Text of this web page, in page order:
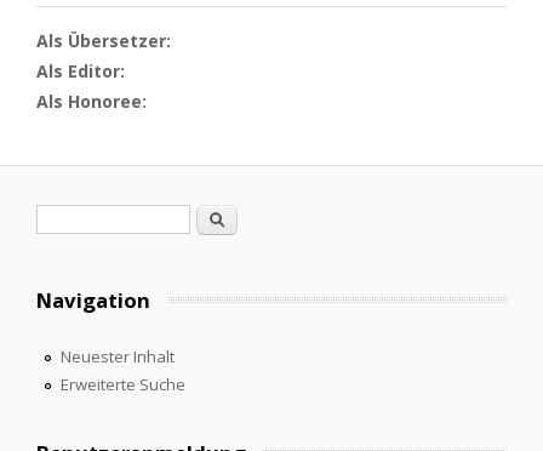
Als Übersetzer:
Als Editor:
Als Honoree:
Suche
Navigation
Neuester Inhalt
Erweiterte Suche